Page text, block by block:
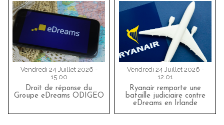
Vendredi 24 Juillet 2026 -
15:00
Droit de réponse du
Groupe eDreams ODIGEO
Vendredi 24 Juillet 2026 -
12:01
Ryanair remporte une
bataille judiciaire contre
eDreams en Irlande